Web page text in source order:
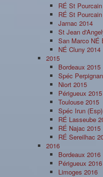
RÉ St
RÉ St
Jarnac 2014
St Jean
San Marco NÉ
NÉ Cluny 2014
2015
Bordeaux 2015
Spéc
Niort 2015
Périgueux 2015
Toulouse 2015
Spéc Irun
RÉ Lasseube
RÉ Najac 2015
RÉ Sereilhac
2016
Bordeaux 2016
Périgueux 2016
Limoges 2016